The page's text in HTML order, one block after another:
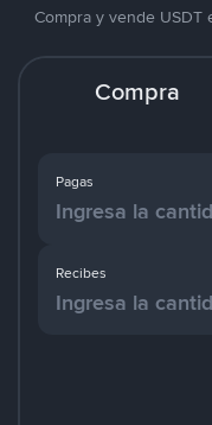
Compra y vende USDT
Compra
Pagas
Recibes